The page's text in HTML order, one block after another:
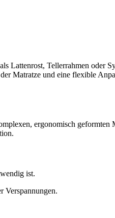
Lattenrost, Tellerrahmen oder
Matratze und eine flexible
ergonomisch geformten
ist.
Verspannungen.